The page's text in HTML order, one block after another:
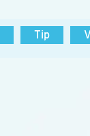
Tip